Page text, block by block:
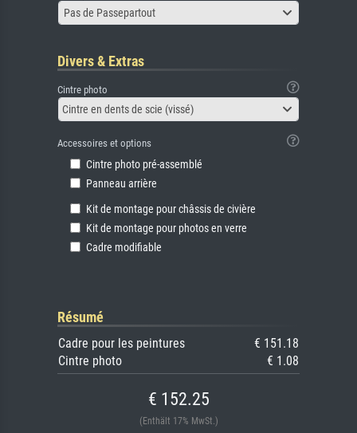
Pas de Passepartout
Divers & Extras
Cintre photo
Cintre en dents de scie (vissé)
Accessoires et options
Cintre photo pré-assemblé
Panneau arrière
Kit de montage pour châssis de civière
Kit de montage pour photos en verre
Cadre modifiable
Résumé
Cadre pour les peintures
€ 151.18
Cintre photo
€ 1.08
€ 152.25
(Enthält 17% MwSt.)